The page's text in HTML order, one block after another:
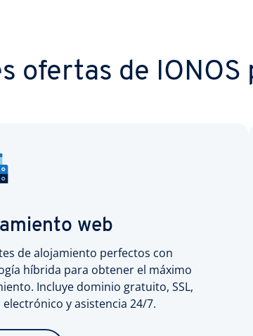
ofertas de IONOS
web
de alojamiento perfectos con
híbrida para obtener el máximo
Incluye dominio gratuito, SSL,
y asistencia 24/7.